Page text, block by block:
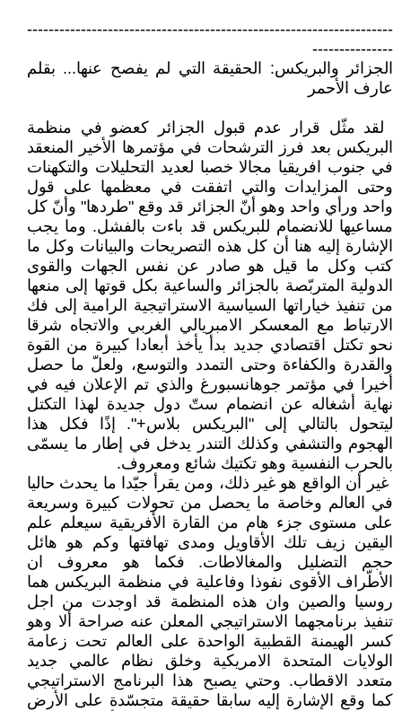
‏--------------------------------------------------------------------
---------------‏
الجزائر والبريكس: الحقيقة التي لم يفصح عنها‎..‎‏. بقلم
عارف ‏الأحمر
‏ لقد مثّل قرار عدم قبول الجزائر ‏كعضو في منظمة
البريكس بعد فرز ‏الترشحات في مؤتمرها الأخير المنعقد
في ‏جنوب افريقيا مجالا خصبا لعديد ‏التحليلات والتكهنات
وحتى المزايدات ‏والتي اتفقت في معظمها على قول
واحد ‏ورأي واحد وهو أنّ الجزائر قد وقع ‏‏"طردها" وأنّ كل
مساعيها للانضمام ‏للبريكس قد باءت بالفشل. وما يجب
‏الإشارة إليه هنا أن كل هذه التصريحات ‏والبيانات وكل ما
كتب وكل ما قيل هو ‏صادر عن نفس الجهات والقوى
الدولية ‏المتربّصة بالجزائر والساعية بكل قوتها ‏إلى منعها
من تنفيذ خياراتها السياسية ‏الاستراتيجية الرامية إلى فك
الارتباط مع ‏المعسكر الامبريالي الغربي والاتجاه ‏شرقا
نحو تكتل اقتصادي جديد بدأ يأخذ ‏أبعادا كبيرة من القوة
والقدرة والكفاءة ‏وحتى التمدد والتوسع، ولعلّ ما حصل
‏أخيرا في مؤتمر جوهانسبورغ والذي تم ‏الإعلان فيه في
نهاية أشغاله عن انضمام ‏ستّ دول جديدة لهذا التكتل
ليتحول ‏بالتالي إلى "البريكس بلاس+". إذًا فكل ‏هذا
الهجوم والتشفي وكذلك التندر يدخل ‏في إطار ما يسمّى
بالحرب النفسية وهو ‏تكتيك شائع ومعروف. ‏
‏ غير أن الواقع هو غير ذلك، ومن يقرأ ‏جيّدا ما يحدث حاليا
في العالم وخاصة ما ‏يحصل من تحولات كبيرة وسريعة
على ‏مستوى جزء هام من القارة الأفريقية ‏سيعلم علم
اليقين زيف تلك الأقاويل ومدى ‏تهافتها وكم هو هائل
حجم التضليل ‏والمغالاطات. فكما هو معروف ان
‏الأطّراف الأقوى نفوذا وفاعلية في منظمة ‏البريكس هما
روسيا والصين وان هذه ‏المنظمة قد اوجدت من اجل
تنفيذ ‏برنامجهما الاستراتيجي المعلن عنه ‏صراحة ألا وهو
كسر الهيمنة القطبية ‏الواحدة على العالم تحت زعامة
الولايات ‏المتحدة الامريكية وخلق نظام عالمي ‏جديد
متعدد الاقطاب. وحتي يصبح هذا ‏البرنامج الاستراتيجي
كما وقع الإشارة ‏إليه سابقا حقيقة متجسّدة على الأرض